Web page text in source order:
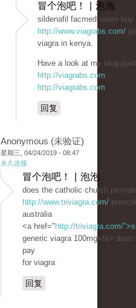
冒个泡吧！ | 泡泡
sildenafil facmed unam buy
http://www.viagrabs.com/
viagra in kenya.
Have a look at my blog
http://viagrabs.com -
http://viagrabs.com
回复
Anonymous (未验证)
星期三, 04/24/2019 - 08:47
永久连接
冒个泡吧！ | 泡泡
does the catholic church
http://www.triviagra.com/
australia
<a href=" http://triviagra.com/
generic viagra 100mg</a> does
pay
for viagra
回复